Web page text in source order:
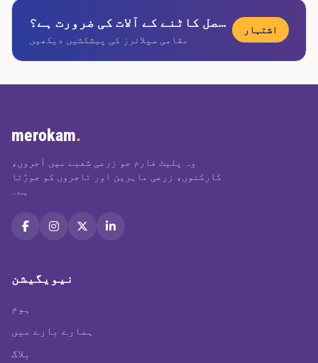
کیا آپ کو فصل کاٹنے کے آلات کی ضرورت ہے؟
مقامی سپلائرز کی پیشکشیں دیکھیں
اشتہار
merokam.
وہ پلیٹ فارم جو زرعی شعبے میں آجروں،
کارکنوں، زرعی ماہرین اور تاجروں کو جوڑتا
ہے۔
نیویگیشن
ہوم
ہمارے بارے میں
بلاگ